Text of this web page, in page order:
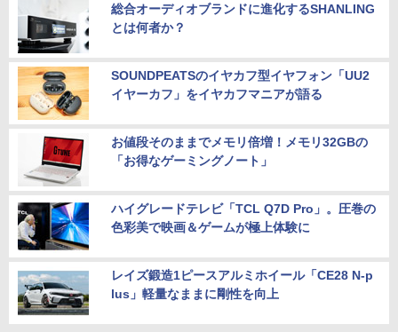
総合オーディオブランドに進化するSHANLING
とは何者か？
SOUNDPEATSのイヤカフ型イヤフォン「UU2
イヤーカフ」をイヤカフマニアが語る
お値段そのままでメモリ倍増！メモリ32GBの
「お得なゲーミングノート」
ハイグレードテレビ「TCL Q7D Pro」。圧巻の
色彩美で映画＆ゲームが極上体験に
レイズ鍛造1ピースアルミホイール「CE28 N-p
lus」軽量なままに剛性を向上